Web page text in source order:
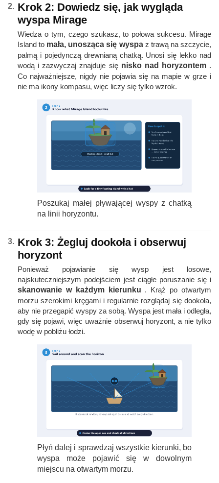
Krok 2: Dowiedz się, jak wygląda
wyspa Mirage
Wiedza o tym, czego szukasz, to połowa sukcesu. Mirage
Island to mała, unosząca się wyspaz trawą na szczycie,
palmą i pojedynczą drewnianą chatką. Unosi się lekko nad
wodą i zazwyczaj znajduje się nisko nad horyzontem.
Co najważniejsze, nigdy nie pojawia się na mapie w grze i
nie ma ikony kompasu, więc liczy się tylko wzrok.
Poszukaj małej pływającej wyspy z chatką
na linii horyzontu.
Krok 3: Żegluj dookoła i obserwuj
horyzont
Ponieważ pojawianie się wysp jest losowe,
najskuteczniejszym podejściem jest ciągłe poruszanie się i
skanowanie w każdym kierunku . Krąż po otwartym
morzu szerokimi kręgami i regularnie rozglądaj się dookoła,
aby nie przegapić wyspy za sobą. Wyspa jest mała i odległa,
gdy się pojawi, więc uważnie obserwuj horyzont, a nie tylko
wodę w pobliżu łodzi.
Płyń dalej i sprawdzaj wszystkie kierunki, bo
wyspa może pojawić się w dowolnym
miejscu na otwartym morzu.